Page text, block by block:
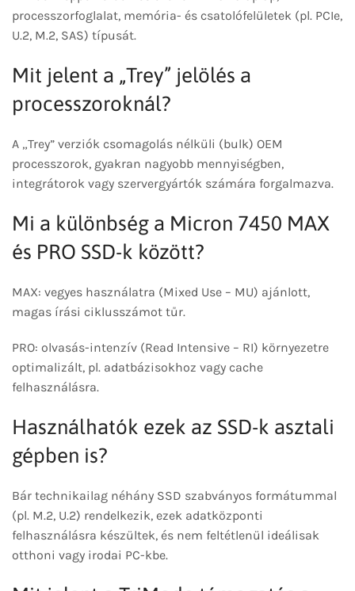
processzorfoglalat, memória- és csatolófelületek (pl. PCIe,
U.2, M.2, SAS) típusát.
Mit jelent a „Trey” jelölés a
processzoroknál?
A „Trey” verziók csomagolás nélküli (bulk) OEM
processzorok, gyakran nagyobb mennyiségben,
integrátorok vagy szervergyártók számára forgalmazva.
Mi a különbség a Micron 7450 MAX
és PRO SSD-k között?
MAX: vegyes használatra (Mixed Use – MU) ajánlott,
magas írási ciklusszámot tűr.
PRO: olvasás-intenzív (Read Intensive – RI) környezetre
optimalizált, pl. adatbázisokhoz vagy cache
felhasználásra.
Használhatók ezek az SSD-k asztali
gépben is?
Bár technikailag néhány SSD szabványos formátummal
(pl. M.2, U.2) rendelkezik, ezek adatközponti
felhasználásra készültek, és nem feltétlenül ideálisak
otthoni vagy irodai PC-kbe.